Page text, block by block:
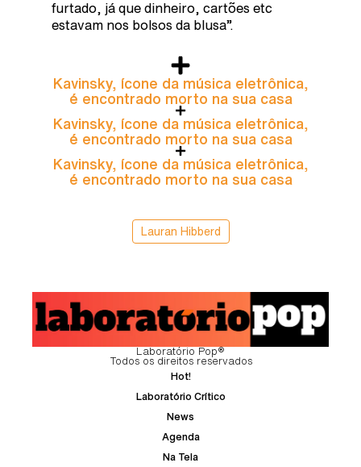
furtado, já que dinheiro, cartões etc
estavam nos bolsos da blusa”.
Kavinsky, ícone da música eletrônica,
é encontrado morto na sua casa
Kavinsky, ícone da música eletrônica,
é encontrado morto na sua casa
Kavinsky, ícone da música eletrônica,
é encontrado morto na sua casa
Lauran Hibberd
Laboratório Pop®
Todos os direitos reservados
Hot!
Laboratório Crítico
News
Agenda
Na Tela